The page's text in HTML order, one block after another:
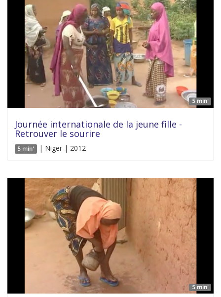
5 min'
Journée internationale de la jeune fille -
Retrouver le sourire
5 min' | Niger | 2012
5 min'